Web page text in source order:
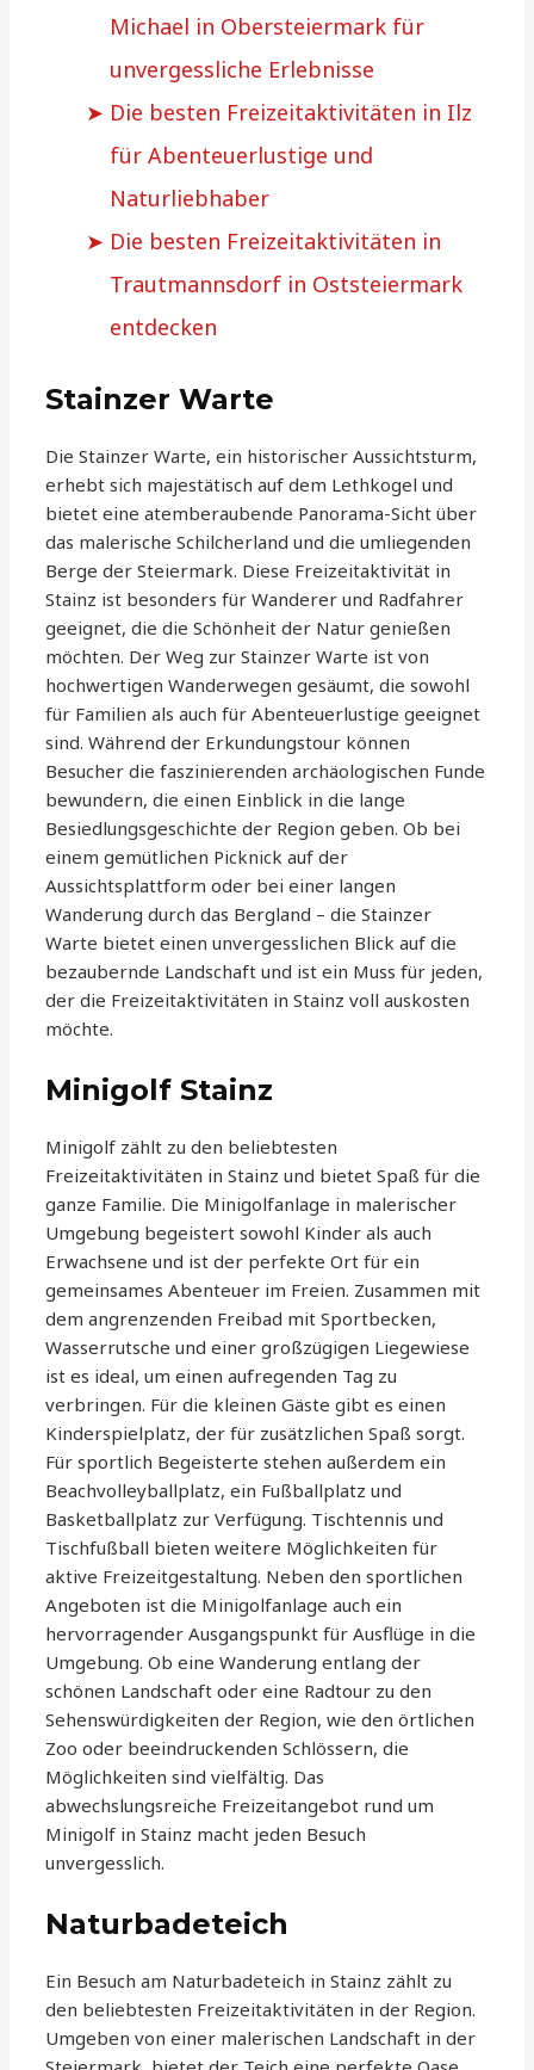
Michael in Obersteiermark für
unvergessliche Erlebnisse
Die besten Freizeitaktivitäten in Ilz
für Abenteuerlustige und
Naturliebhaber
Die besten Freizeitaktivitäten in
Trautmannsdorf in Oststeiermark
entdecken
Stainzer Warte
Die Stainzer Warte, ein historischer Aussichtsturm,
erhebt sich majestätisch auf dem Lethkogel und
bietet eine atemberaubende Panorama-Sicht über
das malerische Schilcherland und die umliegenden
Berge der Steiermark. Diese Freizeitaktivität in
Stainz ist besonders für Wanderer und Radfahrer
geeignet, die die Schönheit der Natur genießen
möchten. Der Weg zur Stainzer Warte ist von
hochwertigen Wanderwegen gesäumt, die sowohl
für Familien als auch für Abenteuerlustige geeignet
sind. Während der Erkundungstour können
Besucher die faszinierenden archäologischen Funde
bewundern, die einen Einblick in die lange
Besiedlungsgeschichte der Region geben. Ob bei
einem gemütlichen Picknick auf der
Aussichtsplattform oder bei einer langen
Wanderung durch das Bergland – die Stainzer
Warte bietet einen unvergesslichen Blick auf die
bezaubernde Landschaft und ist ein Muss für jeden,
der die Freizeitaktivitäten in Stainz voll auskosten
möchte.
Minigolf Stainz
Minigolf zählt zu den beliebtesten
Freizeitaktivitäten in Stainz und bietet Spaß für die
ganze Familie. Die Minigolfanlage in malerischer
Umgebung begeistert sowohl Kinder als auch
Erwachsene und ist der perfekte Ort für ein
gemeinsames Abenteuer im Freien. Zusammen mit
dem angrenzenden Freibad mit Sportbecken,
Wasserrutsche und einer großzügigen Liegewiese
ist es ideal, um einen aufregenden Tag zu
verbringen. Für die kleinen Gäste gibt es einen
Kinderspielplatz, der für zusätzlichen Spaß sorgt.
Für sportlich Begeisterte stehen außerdem ein
Beachvolleyballplatz, ein Fußballplatz und
Basketballplatz zur Verfügung. Tischtennis und
Tischfußball bieten weitere Möglichkeiten für
aktive Freizeitgestaltung. Neben den sportlichen
Angeboten ist die Minigolfanlage auch ein
hervorragender Ausgangspunkt für Ausflüge in die
Umgebung. Ob eine Wanderung entlang der
schönen Landschaft oder eine Radtour zu den
Sehenswürdigkeiten der Region, wie den örtlichen
Zoo oder beeindruckenden Schlössern, die
Möglichkeiten sind vielfältig. Das
abwechslungsreiche Freizeitangebot rund um
Minigolf in Stainz macht jeden Besuch
unvergesslich.
Naturbadeteich
Ein Besuch am Naturbadeteich in Stainz zählt zu
den beliebtesten Freizeitaktivitäten in der Region.
Umgeben von einer malerischen Landschaft in der